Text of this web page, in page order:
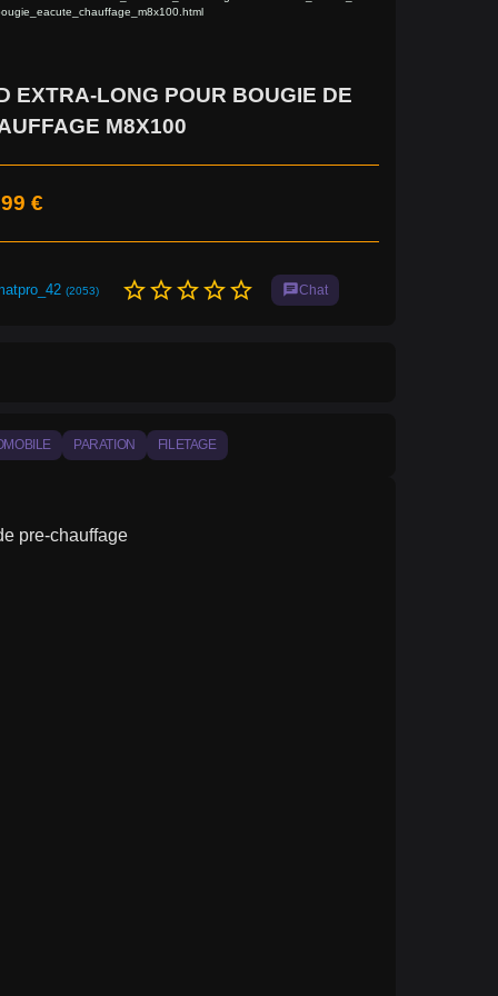
EXTRA-LONG POUR BOUGIE DE
M8X100
€
(2053) star_borderstar_borderstar_borderstar_borderstar_border chatChat
PARATION FILETAGE
pre-chauffage